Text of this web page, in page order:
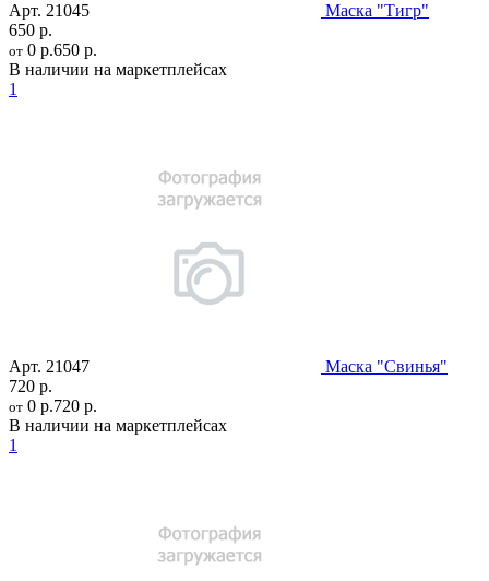
Арт. 21045
Маска "Тигр"
650 р.
от 0 р.650 р.
В наличии на маркетплейсах
1
Арт. 21047
Маска "Свинья"
720 р.
от 0 р.720 р.
В наличии на маркетплейсах
1